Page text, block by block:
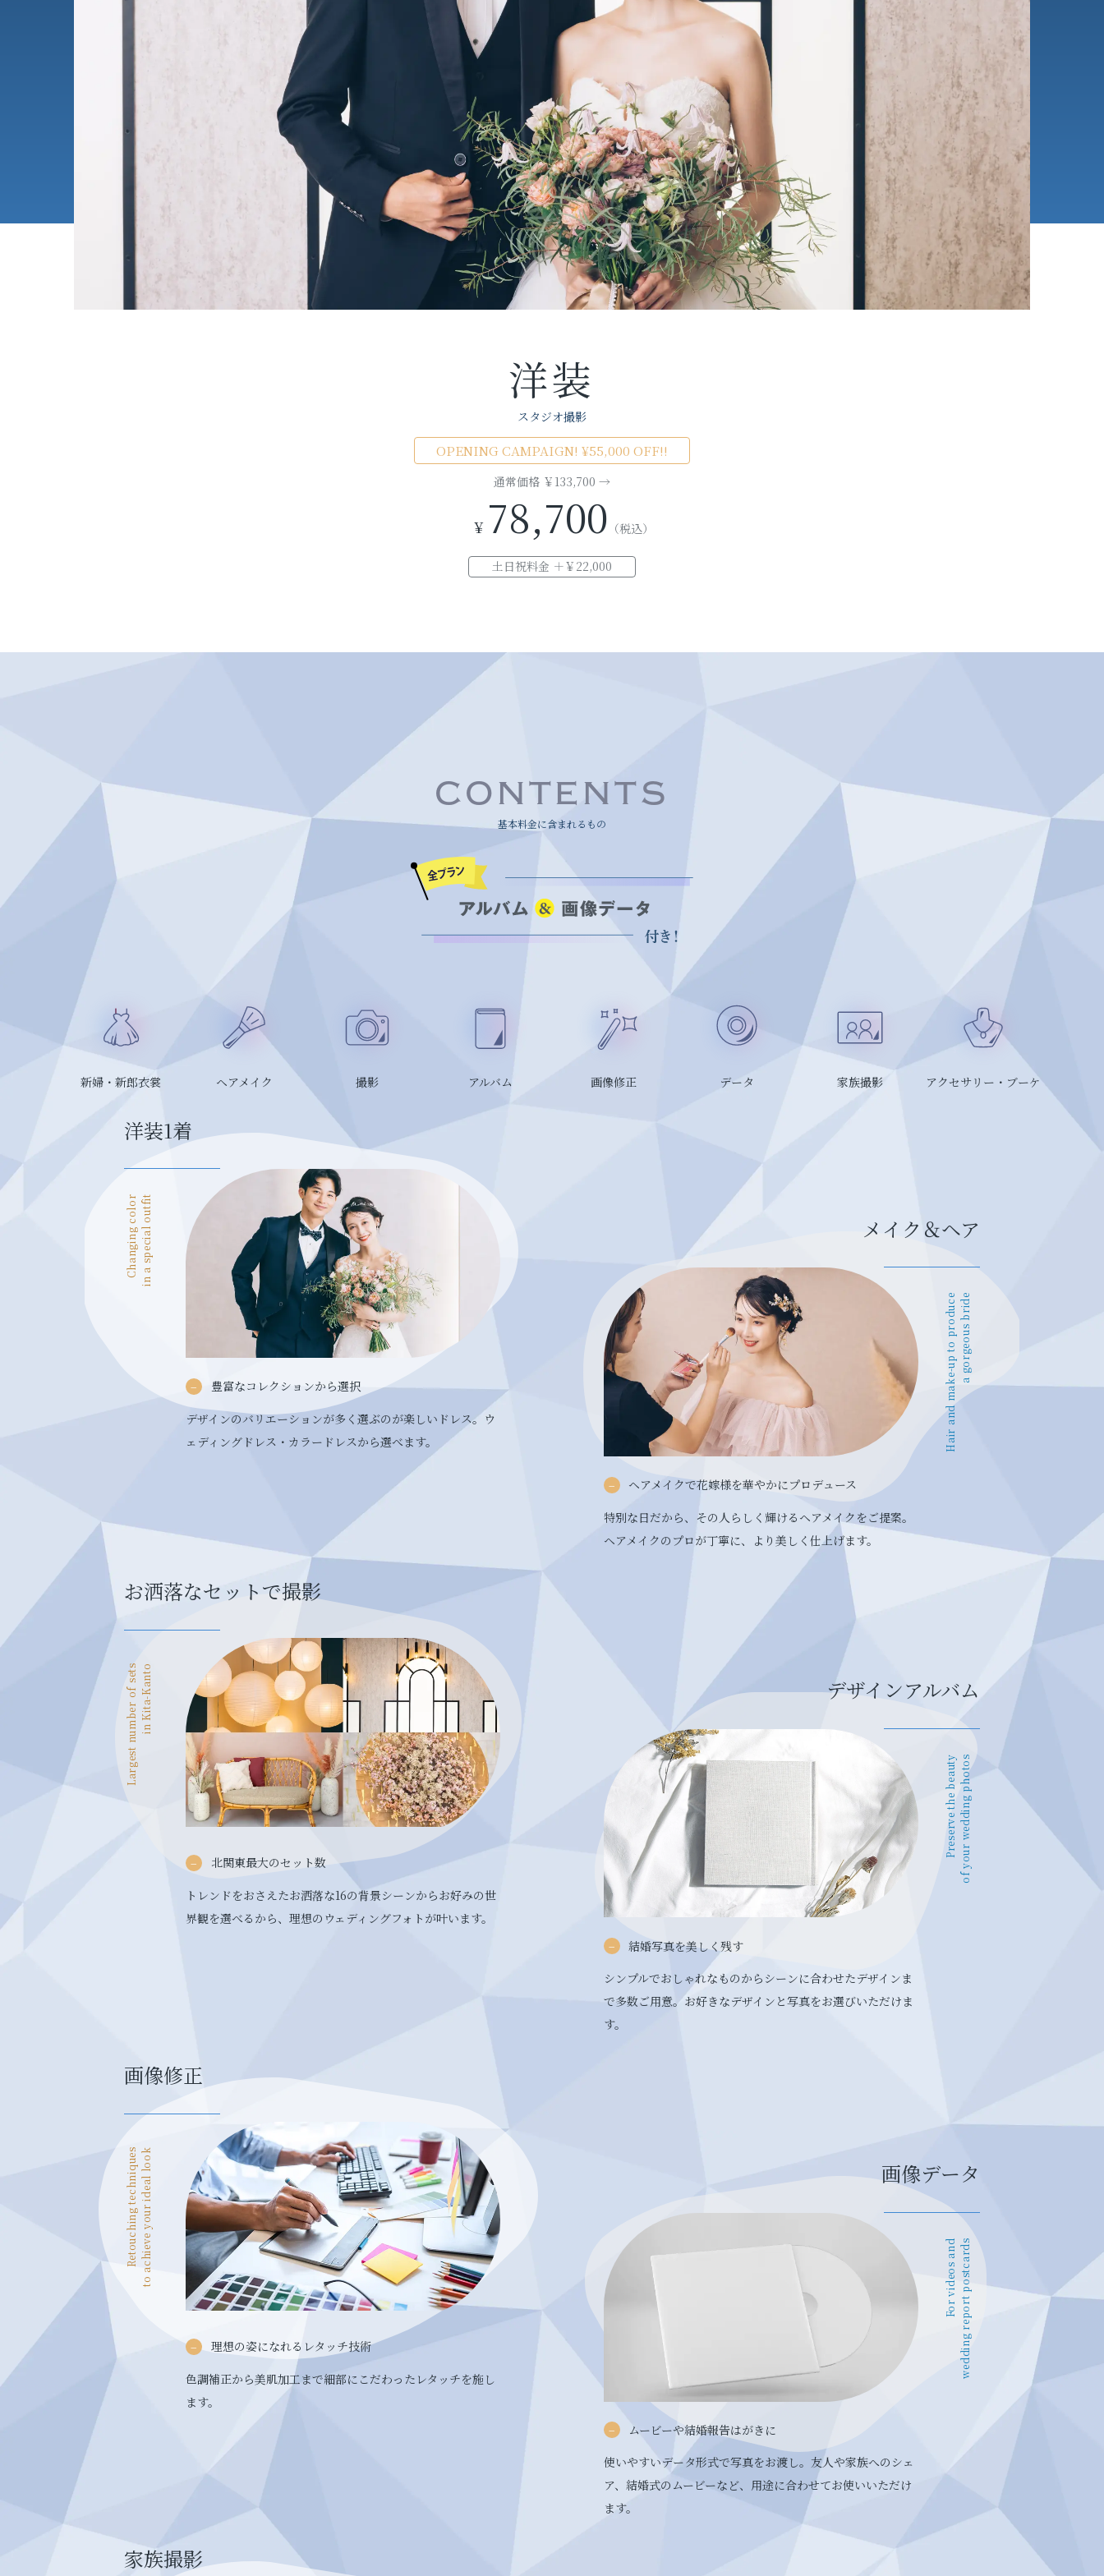
交通アクセス
見学予約
撮影予約
お問い合わせ
お電話でのご連絡
0285-20-5870
洋装
スタジオ撮影
OPENING CAMPAIGN! ¥55,000 OFF!!
通常価格 ￥133,700 →
¥ 78,700 （税込）
土日祝料金 ＋￥22,000
CONTENTS
基本料金に含まれるもの
新婦・新郎衣裳 ヘアメイク 撮影 アルバム 画像修正 データ 家族撮影 アクセサリー・ブーケ
洋装1着
Changing colorin a special outfit
豊富なコレクションから選択
デザインのバリエーションが多く選ぶのが楽しいドレス。ウ
ェディングドレス・カラードレスから選べます。
メイク＆ヘア
Hair and make-up to producea gorgeous bride
ヘアメイクで花嫁様を華やかにプロデュース
特別な日だから、その人らしく輝けるヘアメイクをご提案。
ヘアメイクのプロが丁寧に、より美しく仕上げます。
お洒落なセットで撮影
Largest number of setsin Kita-Kanto
北関東最大のセット数
トレンドをおさえたお洒落な16の背景シーンからお好みの世
界観を選べるから、理想のウェディングフォトが叶います。
デザインアルバム
Preserve the beautyof your wedding photos
結婚写真を美しく残す
シンプルでおしゃれなものからシーンに合わせたデザインま
で多数ご用意。お好きなデザインと写真をお選びいただけま
す。
画像修正
Retouching techniquesto achieve your ideal look
理想の姿になれるレタッチ技術
色調補正から美肌加工まで細部にこだわったレタッチを施し
ます。
画像データ
For videos andwedding report postcards
ムービーや結婚報告はがきに
使いやすいデータ形式で写真をお渡し。友人や家族へのシェ
ア、結婚式のムービーなど、用途に合わせてお使いいただけ
ます。
家族撮影